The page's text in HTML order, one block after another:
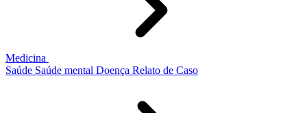
Medicina
Saúde Saúde mental Doença Relato de Caso